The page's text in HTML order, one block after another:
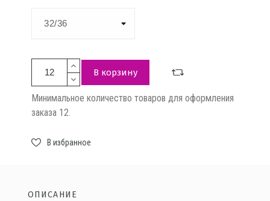
В корзину
Минимальное количество товаров для оформления
заказа 12.
В избранное
ОПИСАНИЕ